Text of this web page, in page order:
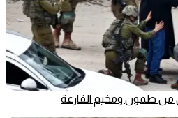
من طمون ومخيم الفارعة